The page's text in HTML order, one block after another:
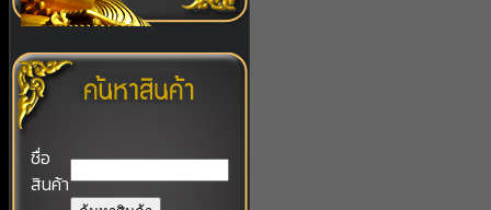
ชื่อ
สินค้า